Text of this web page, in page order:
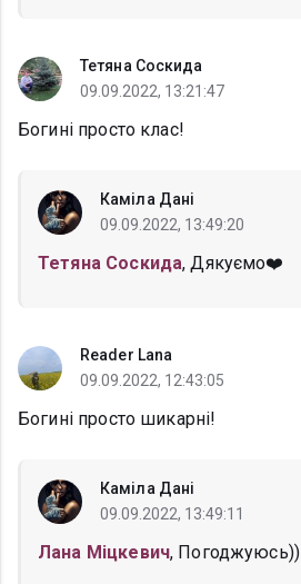
Тетяна Соскида
09.09.2022, 13:21:47
Богині просто клас!
Каміла Дані
09.09.2022, 13:49:20
Тетяна Соскида, Дякуємо❤️
Reader Lana
09.09.2022, 12:43:05
Богині просто шикарні!
Каміла Дані
09.09.2022, 13:49:11
Лана Міцкевич, Погоджуюсь))